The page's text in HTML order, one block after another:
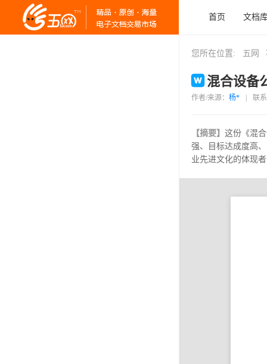
首页 文档
您所在位置: 五网
混合设备
作者/来源： 杨* 联
【摘要】 这份《混
强、目标达成度高
业先进文化的体现